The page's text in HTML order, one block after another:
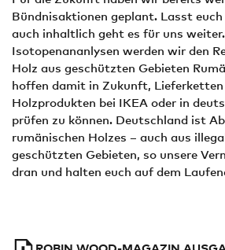
Bündnisaktionen geplant. Lasst
auch inhaltlich geht es für uns
Isotopenananlysen werden wir den
Holz aus geschützten Gebieten
hoffen damit in Zukunft, Lieferketten
Holzprodukten bei IKEA oder in
prüfen zu können. Deutschland ist
rumänischen Holzes – auch aus
geschützten Gebieten, so unsere
dran und halten euch auf dem